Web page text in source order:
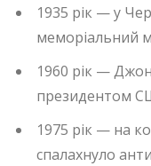
1935 рік — у
меморіальний
1960 рік —
президентом
1975 рік — на
спалахнуло